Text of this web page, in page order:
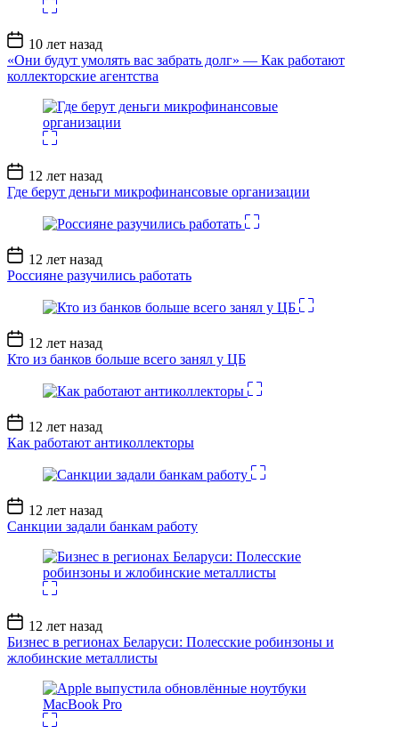
Дата
записи
10 лет назад
«Они будут умолять вас забрать долг» — Как работают
коллекторские агентства
Дата
записи
12 лет назад
Где берут деньги микрофинансовые организации
Дата
записи
12 лет назад
Россияне разучились работать
Дата
записи
12 лет назад
Кто из банков больше всего занял у ЦБ
Дата
записи
12 лет назад
Как работают антиколлекторы
Дата
записи
12 лет назад
Санкции задали банкам работу
Дата
записи
12 лет назад
Бизнес в регионах Беларуси: Полесские робинзоны и
жлобинские металлисты